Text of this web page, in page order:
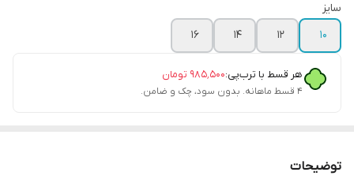
سایز
۱۰
۱۲ ۱۴ ۱۶
هر قسط با ترب‌پی:۹۸۵٬۵۰۰ تومان
۴ قسط ماهانه. بدون سود، چک و ضامن.
توضیحات